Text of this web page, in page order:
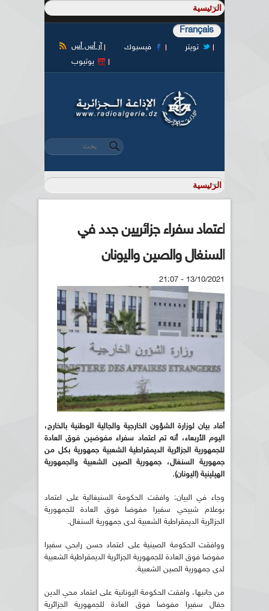
Français
آر أس أس فيسبوك
تويتر
يوتيوب
استمارة البحث
‏بحث ‏
اعتماد سفراء جزائريين جدد في
السنغال والصين واليونان
13/10/2021 - 21:07
أفاد بيان لوزارة الشؤون الخارجية والجالية الوطنية بالخارج،
اليوم الأربعاء، أنه تم اعتماد سفراء مفوضين فوق العادة
للجمهورية الجزائرية الديمقراطية الشعبية جمهورية بكل من
جمهورية السنغال، جمهورية الصين الشعبية والجمهورية
الهيلينية (اليونان).
وجاء في البيان: وافقت الحكومة السنيغالية على اعتماد
بوعلام شبيحي سفيرا مفوضا فوق العادة للجمهورية
الجزائرية الديمقراطية الشعبية لدى جمهورية السنغال.
ووافقت الحكومة الصينية على اعتماد حسن رابحي سفيرا
مفوضا فوق العادة للجمهورية الجزائرية الديمقراطية الشعبية
لدى جمهورية الصين الشعبية.
من جانبها، وافقت الحكومة اليونانية على اعتماد محي الدين
جفال سفيرا مفوضا فوق العادة للجمهورية الجزائرية